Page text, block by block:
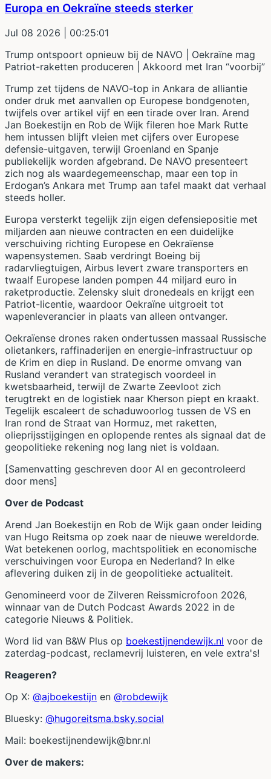
Europa en Oekraïne steeds sterker
Jul 08 2026 | 00:25:01
Trump ontspoort opnieuw bij de NAVO | Oekraïne mag
Patriot-raketten produceren | Akkoord met Iran “voorbij”
Trump zet tijdens de NAVO-top in Ankara de alliantie
onder druk met aanvallen op Europese bondgenoten,
twijfels over artikel vijf en een tirade over Iran. Arend
Jan Boekestijn en Rob de Wijk fileren hoe Mark Rutte
hem intussen blijft vleien met cijfers over Europese
defensie-uitgaven, terwijl Groenland en Spanje
publiekelijk worden afgebrand. De NAVO presenteert
zich nog als waardegemeenschap, maar een top in
Erdogan’s Ankara met Trump aan tafel maakt dat verhaal
steeds holler.
Europa versterkt tegelijk zijn eigen defensiepositie met
miljarden aan nieuwe contracten en een duidelijke
verschuiving richting Europese en Oekraïense
wapensystemen. Saab verdringt Boeing bij
radarvliegtuigen, Airbus levert zware transporters en
twaalf Europese landen pompen 44 miljard euro in
raketproductie. Zelensky sluit dronedeals en krijgt een
Patriot-licentie, waardoor Oekraïne uitgroeit tot
wapenleverancier in plaats van alleen ontvanger.
Oekraïense drones raken ondertussen massaal Russische
olietankers, raffinaderijen en energie-infrastructuur op
de Krim en diep in Rusland. De enorme omvang van
Rusland verandert van strategisch voordeel in
kwetsbaarheid, terwijl de Zwarte Zeevloot zich
terugtrekt en de logistiek naar Kherson piept en kraakt.
Tegelijk escaleert de schaduwoorlog tussen de VS en
Iran rond de Straat van Hormuz, met raketten,
olieprijsstijgingen en oplopende rentes als signaal dat de
geopolitieke rekening nog lang niet is voldaan.
[Samenvatting geschreven door AI en gecontroleerd
door mens]
Over de Podcast
Arend Jan Boekestijn en Rob de Wijk gaan onder leiding
van Hugo Reitsma op zoek naar de nieuwe wereldorde.
Wat betekenen oorlog, machtspolitiek en economische
verschuivingen voor Europa en Nederland? In elke
aflevering duiken zij in de geopolitieke actualiteit.
Genomineerd voor de Zilveren Reissmicrofoon 2026,
winnaar van de Dutch Podcast Awards 2022 in de
categorie Nieuws & Politiek.
Word lid van B&W Plus op boekestijnendewijk.nl voor de
zaterdag-podcast, reclamevrij luisteren, en vele extra's!
Reageren?
Op X: @ajboekestijn en @robdewijk
Bluesky: @hugoreitsma.bsky.social
Mail: boekestijnendewijk@bnr.nl
Over de makers: